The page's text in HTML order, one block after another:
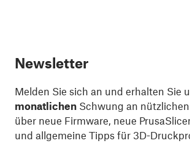
Newsletter
Melden Sie sich an und erhalten Sie
monatlichen Schwung an
über neue Firmware, neue
und allgemeine Tipps für 3D-